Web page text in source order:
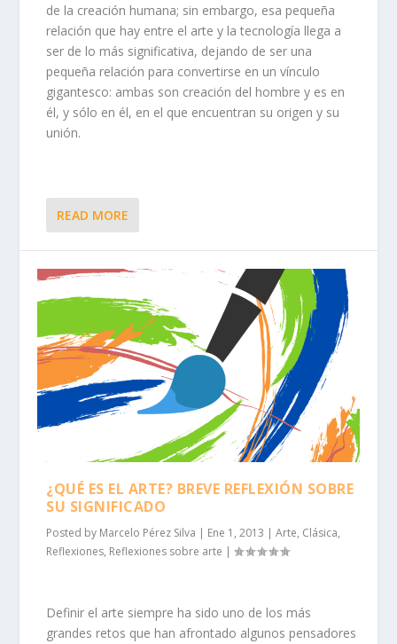
de la creación humana; sin embargo, esa pequeña
relación que hay entre el arte y la tecnología llega a
ser de lo más significativa, dejando de ser una
pequeña relación para convertirse en un vínculo
gigantesco: ambas son creación del hombre y es en
él, y sólo en él, en el que encuentran su origen y su
unión.
READ MORE
¿QUÉ ES EL ARTE? BREVE REFLEXIÓN SOBRE
SU SIGNIFICADO
Posted by Marcelo Pérez Silva | Ene 1, 2013 |Arte, Clásica,
Reflexiones, Reflexiones sobre arte |
Definir el arte siempre ha sido uno de los más
grandes retos que han afrontado algunos pensadores